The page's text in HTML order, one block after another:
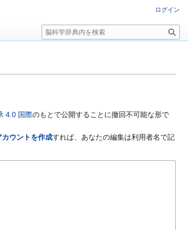
4.0 国際のもとで公開することに撤回不可能な形で
カウントを作成すれば、あなたの編集は利用者名で記
ログイン
検
索